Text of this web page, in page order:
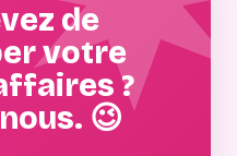
de
votre
?
😉